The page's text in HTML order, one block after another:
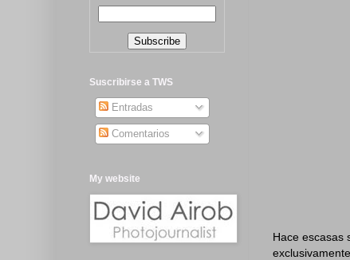
Hace escasas
Suscribirse a TWS
Entradas
Comentarios
My website